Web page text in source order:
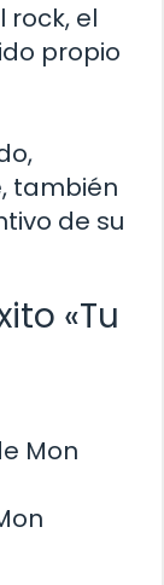
rock, el
propio
también
de su
«Tu
Mon